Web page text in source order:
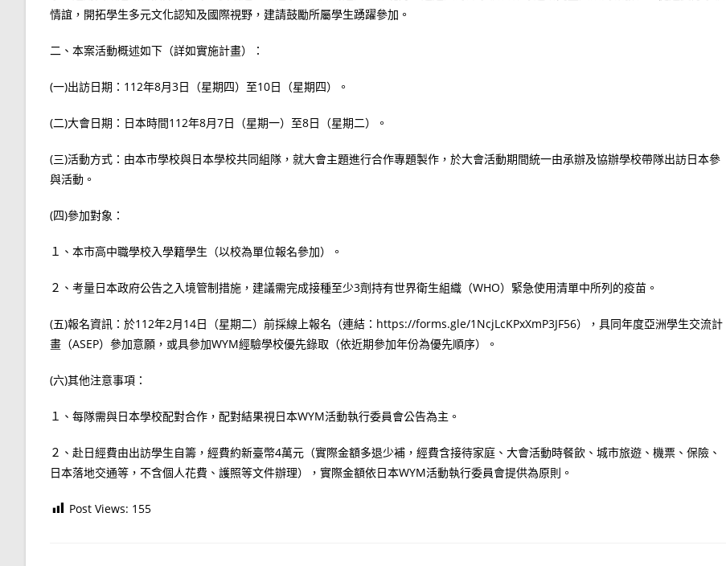
情誼，開拓學生多元文化認知及國際視野，建請鼓勵所屬學生踴躍參加。
二、本案活動概述如下（詳如實施計畫）：
(一)出訪日期：112年8月3日（星期四）至10日（星期四）。
(二)大會日期：日本時間112年8月7日（星期一）至8日（星期二）。
(三)活動方式：由本市學校與日本學校共同組隊，就大會主題進行合作專題製作，於大會活動期間統一由承辦及協辦學校帶隊出訪日本參
與活動。
(四)參加對象：
１、本市高中職學校入學籍學生（以校為單位報名參加）。
２、考量日本政府公告之入境管制措施，建議需完成接種至少3劑持有世界衛生組織（WHO）緊急使用清單中所列的疫苗。
(五)報名資訊：於112年2月14日（星期二）前採線上報名（連結：https://forms.gle/1NcjLcKPxXmP3JF56），具同年度亞洲學生交流計
畫（ASEP）參加意願，或具參加WYM經驗學校優先錄取（依近期參加年份為優先順序）。
(六)其他注意事項：
１、每隊需與日本學校配對合作，配對結果視日本WYM活動執行委員會公告為主。
２、赴日經費由出訪學生自籌，經費約新臺幣4萬元（實際金額多退少補，經費含接待家庭、大會活動時餐飲、城市旅遊、機票、保險、
日本落地交通等，不含個人花費、護照等文件辦理），實際金額依日本WYM活動執行委員會提供為原則。
Post Views: 155